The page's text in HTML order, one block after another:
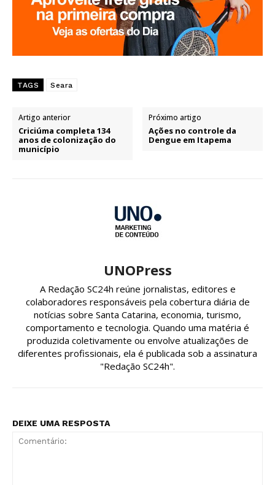
TAGS Seara
Artigo anterior
Criciúma completa 134
anos de colonização do
município
Próximo artigo
Ações no controle da
Dengue em Itapema
UNOPress
A Redação SC24h reúne jornalistas, editores e
colaboradores responsáveis pela cobertura diária de
notícias sobre Santa Catarina, economia, turismo,
comportamento e tecnologia. Quando uma matéria é
produzida coletivamente ou envolve atualizações de
diferentes profissionais, ela é publicada sob a assinatura
"Redação SC24h".
DEIXE UMA RESPOSTA